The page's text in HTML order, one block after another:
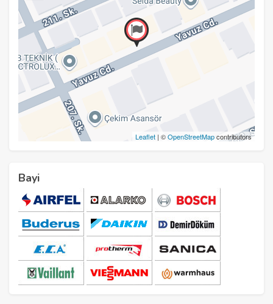
Leaflet | ©OpenStreetMapcontributors
Bayi